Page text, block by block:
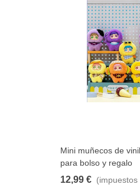
Mini muñecos de
para bolso y regalo
12,99 € (impuestos